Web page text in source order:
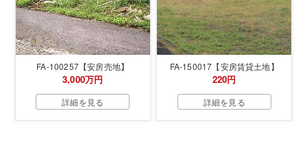
FA-100257【安房売地】
3,000万円
詳細を見る
FA-150017【安房賃貸土地】
220円
詳細を見る